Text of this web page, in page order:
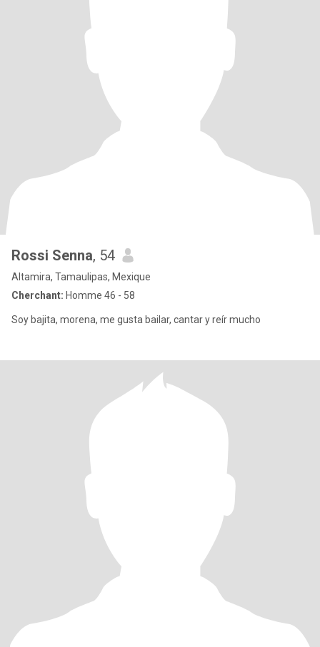
Rossi Senna, 54
Altamira, Tamaulipas, Mexique
Cherchant: Homme 46 - 58
Soy bajita, morena, me gusta bailar, cantar y reír mucho